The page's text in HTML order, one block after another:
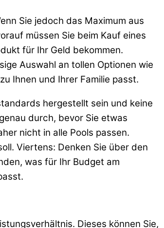
Sie jedoch das Maximum aus
müssen Sie beim Kauf eines
für Ihr Geld bekommen.
Auswahl an tollen Optionen wie
Ihnen und Ihrer Familie passt.
hergestellt sein und keine
durch, bevor Sie etwas
nicht in alle Pools passen.
Viertens: Denken Sie über den
was für Ihr Budget am
Dieses können Sie,